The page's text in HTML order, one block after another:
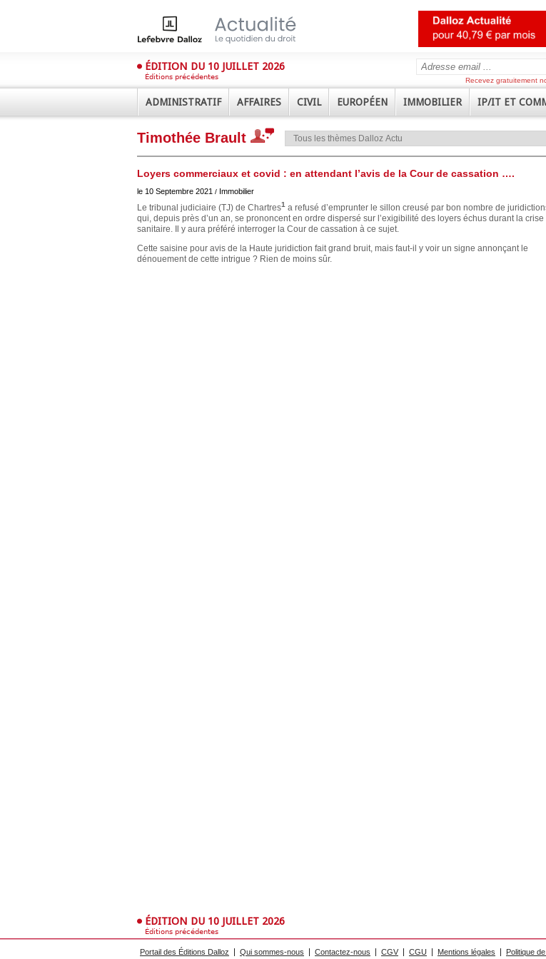
ÉDITION DU 10 JUILLET 2026
Éditions précédentes Recevez gratuitement
ADMINISTRATIF AFFAIRES CIVIL EUROPÉEN IMMOBILIER IP/IT ET
Timothée Brault
Loyers commerciaux et covid : en attendant l’avis de la Cour de cassation ….
le 10 Septembre 2021 / Immobilier
Le tribunal judiciaire (TJ) de Chartres1 a refusé d’emprunter le sillon creusé par bon nombre de
qui, depuis près d’un an, se prononcent en ordre dispersé sur l’exigibilité des loyers échus durant la crise
sanitaire. Il y aura préféré interroger la Cour de cassation à ce sujet.
Cette saisine pour avis de la Haute juridiction fait grand bruit, mais faut-il y voir un signe annonçant le
dénouement de cette intrigue ? Rien de moins sûr.
ÉDITION DU 10 JUILLET 2026
Éditions précédentes
Portail des Éditions Dalloz Qui sommes-nous Contactez-nous CGV CGU Mentions légales Politique